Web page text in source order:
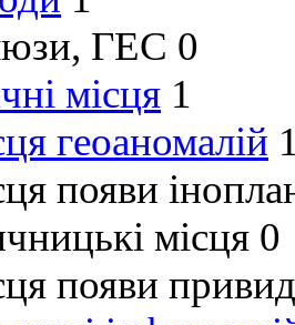
ГЕС 0
місця 1
геоаномалій
появи
місця 0
появи